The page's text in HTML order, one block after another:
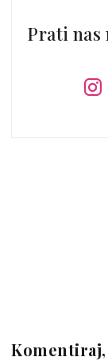
Prati nas
Komentiraj,